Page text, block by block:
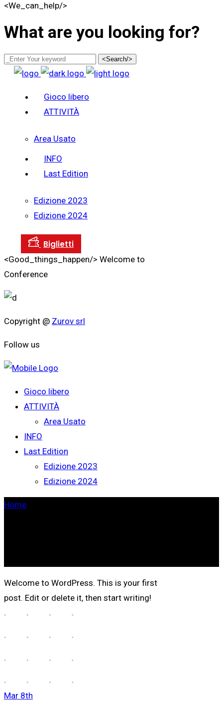
<We_can_help/>
What are you looking for?
<Search/>
Gioco libero
ATTIVITÀ
Area Usato
INFO
Last Edition
Edizione 2023
Edizione 2024
<Good_things_happen/> Welcome to
Conference
Copyright @ Zurov srl
Follow us
Gioco libero
ATTIVITÀ
Area Usato
INFO
Last Edition
Edizione 2023
Edizione 2024
Home
Welcome to WordPress. This is your first
post. Edit or delete it, then start writing!
Mar 8th